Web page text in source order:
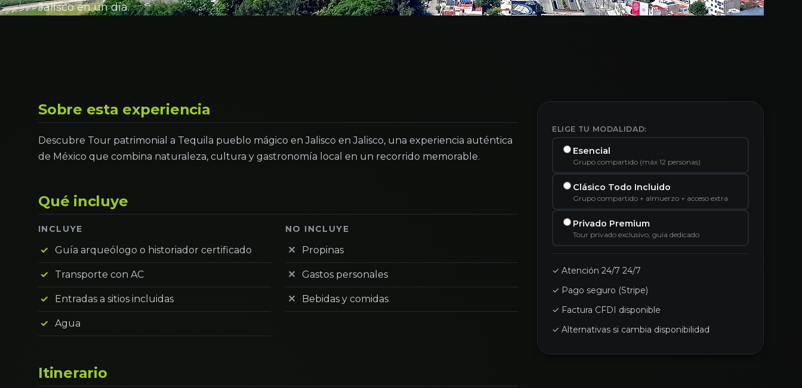
Jalisco en un día.
Sobre esta experiencia
Descubre Tour patrimonial a Tequila pueblo mágico en Jalisco en Jalisco, una experiencia auténtica
de México que combina naturaleza, cultura y gastronomía local en un recorrido memorable.
Qué incluye
INCLUYE
Guía arqueólogo o historiador certificado
Transporte con AC
Entradas a sitios incluidas
Agua
NO INCLUYE
Propinas
Gastos personales
Bebidas y comidas
Itinerario
ELIGE TU MODALIDAD:
Esencial
Grupo compartido (máx 12 personas)
Clásico Todo Incluido
Grupo compartido + almuerzo + acceso extra
Privado Premium
Tour privado exclusivo, guía dedicado
✓ Atención 24/7 24/7
✓ Pago seguro (Stripe)
✓ Factura CFDI disponible
✓ Alternativas si cambia disponibilidad